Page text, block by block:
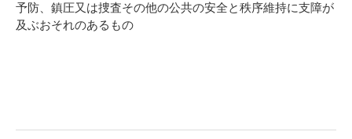
予防、鎮圧又は捜査その他の公共の安全と秩序維持に支障が
及ぶおそれのあるもの